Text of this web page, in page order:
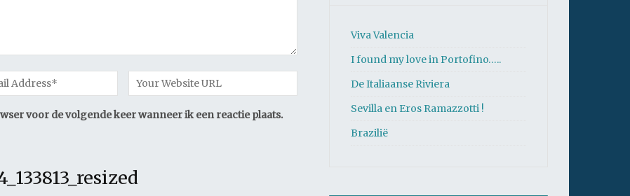
voor de volgende keer wanneer ik een reactie plaats.
Viva Valencia
I found my love in Portofino…..
De Italiaanse Riviera
Sevilla en Eros Ramazzotti !
Brazilië